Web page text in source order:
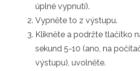
úplné vypnutí).
Vypněte to z výstupu.
Klikněte a podržte tlačítko
sekund 5-10 (ano, na
výstupu), uvolněte.